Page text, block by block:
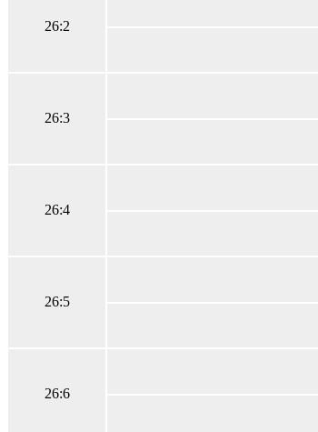
26:2
26:3
26:4
26:5
26:6